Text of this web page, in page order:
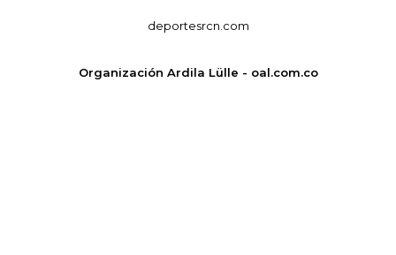
deportesrcn.com
Organización Ardila Lülle - oal.com.co